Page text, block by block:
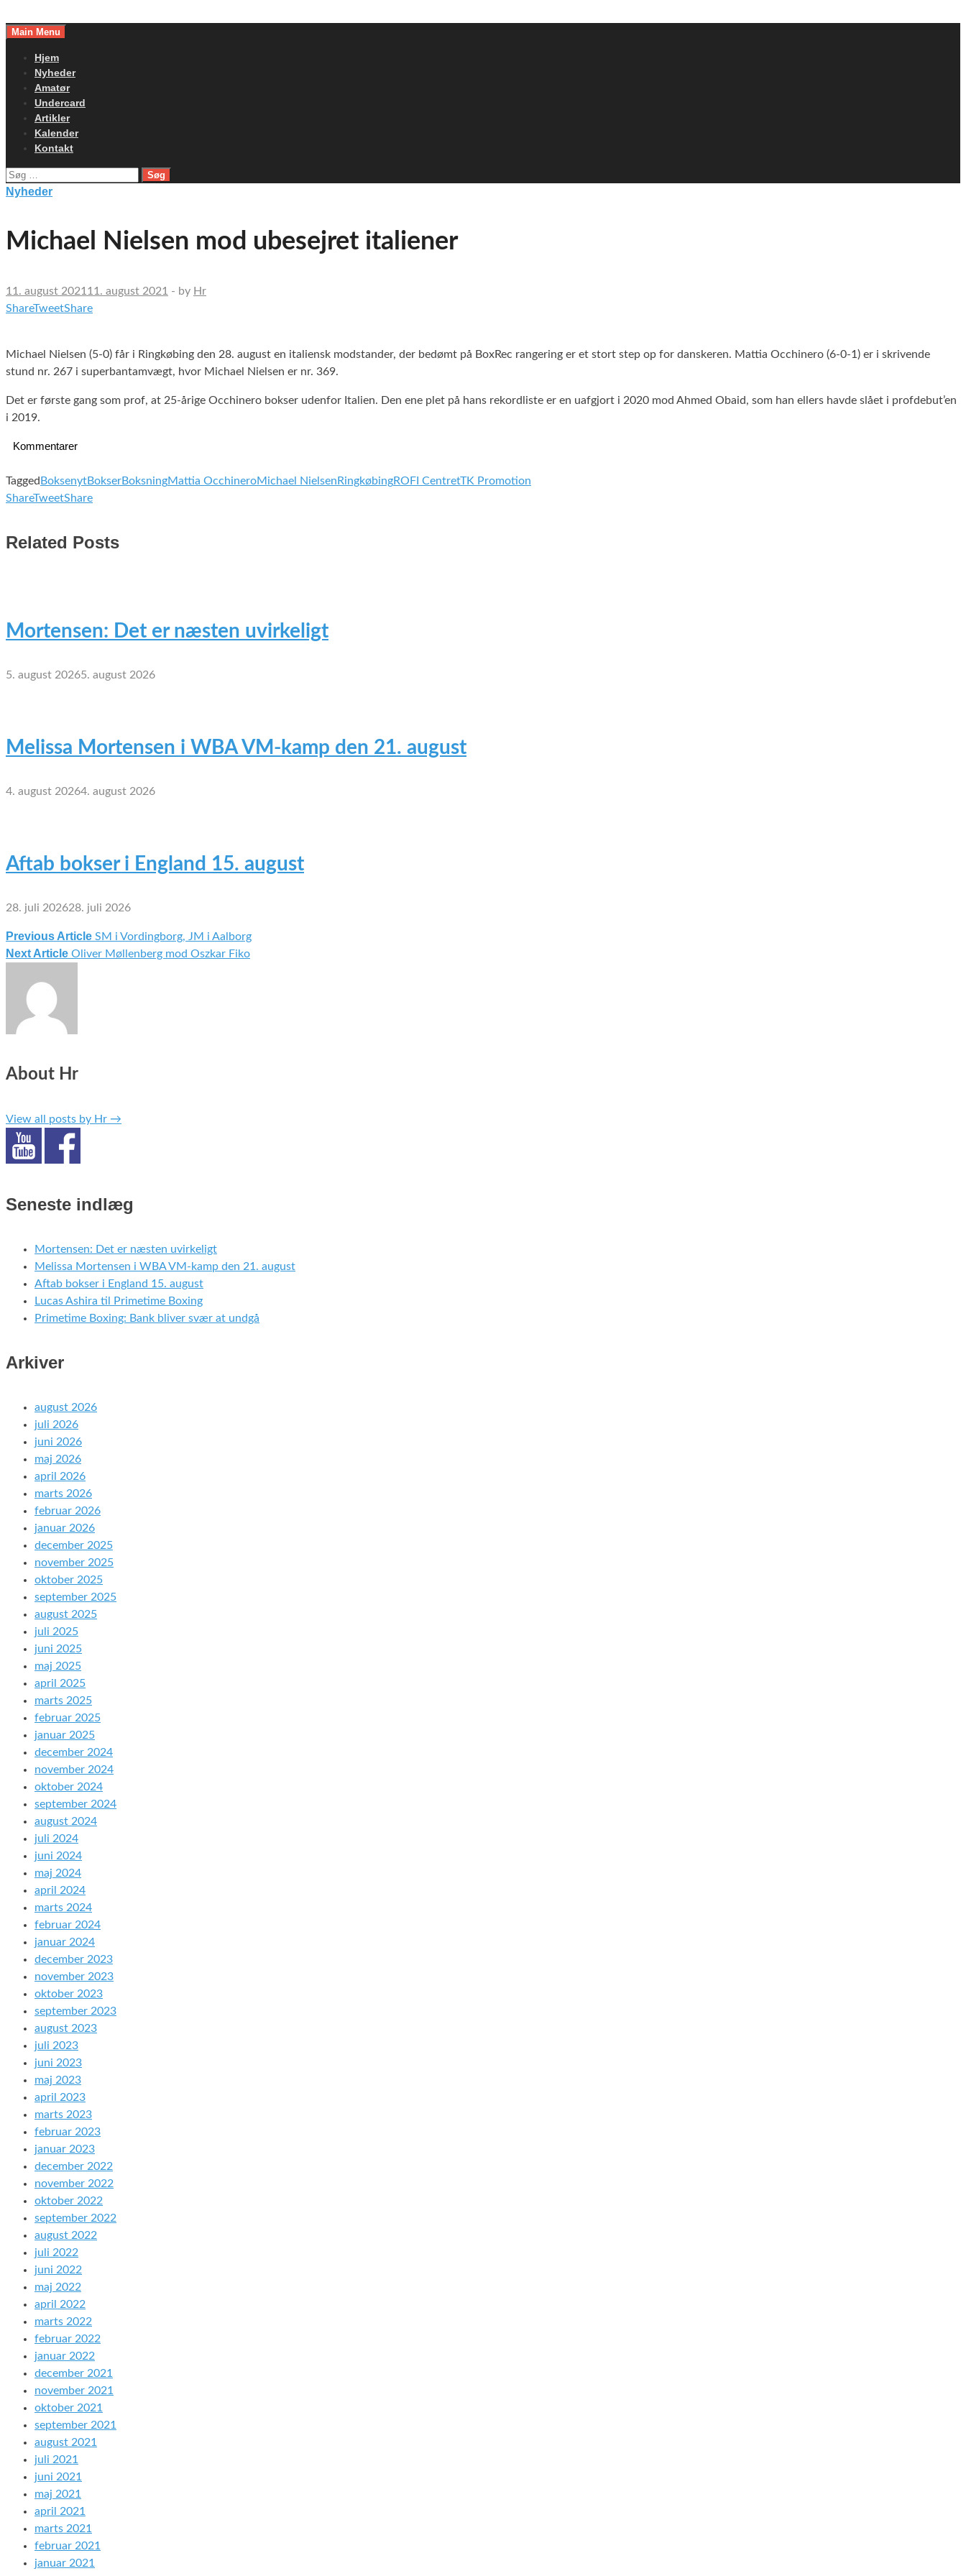
toMain Menu
Hjem
Nyheder
Amatør
Undercard
Artikler
Kalender
Kontakt
Søg
efter:
Nyheder
Michael Nielsen mod ubesejret italiener
11. august 2021 11. august 2021 - by Hr
ShareTweetShare
Michael Nielsen (5-0) får i Ringkøbing den 28. august en italiensk modstander, der bedømt på BoxRec rangering er et stort step op for danskeren. Mattia Occhinero (6-0-1) er i skrivende
stund nr. 267 i superbantamvægt, hvor Michael Nielsen er nr. 369.
Det er første gang som prof, at 25-årige Occhinero bokser udenfor Italien. Den ene plet på hans rekordliste er en uafgjort i 2020 mod Ahmed Obaid, som han ellers havde slået i profdebut’en
i 2019.
Kommentarer
Tagged BoksenytBokserBoksningMattia OcchineroMichael Nielsen RingkøbingROFI CentretTK Promotion
ShareTweetShare
Related Posts
Mortensen: Det er næsten uvirkeligt
5. august 20265. august 2026
Melissa Mortensen i WBA VM-kamp den 21. august
4. august 20264. august 2026
Aftab bokser i England 15. august
28. juli 202628. juli 2026
Indlægsnavigation
Previous Article SM i Vordingborg, JM i Aalborg
Next Article Oliver Møllenberg mod Oszkar Fiko
About Hr
View all posts by Hr →
Seneste indlæg
Mortensen: Det er næsten uvirkeligt
Melissa Mortensen i WBA VM-kamp den 21. august
Aftab bokser i England 15. august
Lucas Ashira til Primetime Boxing
Primetime Boxing: Bank bliver svær at undgå
Arkiver
august 2026
juli 2026
juni 2026
maj 2026
april 2026
marts 2026
februar 2026
januar 2026
december 2025
november 2025
oktober 2025
september 2025
august 2025
juli 2025
juni 2025
maj 2025
april 2025
marts 2025
februar 2025
januar 2025
december 2024
november 2024
oktober 2024
september 2024
august 2024
juli 2024
juni 2024
maj 2024
april 2024
marts 2024
februar 2024
januar 2024
december 2023
november 2023
oktober 2023
september 2023
august 2023
juli 2023
juni 2023
maj 2023
april 2023
marts 2023
februar 2023
januar 2023
december 2022
november 2022
oktober 2022
september 2022
august 2022
juli 2022
juni 2022
maj 2022
april 2022
marts 2022
februar 2022
januar 2022
december 2021
november 2021
oktober 2021
september 2021
august 2021
juli 2021
juni 2021
maj 2021
april 2021
marts 2021
februar 2021
januar 2021